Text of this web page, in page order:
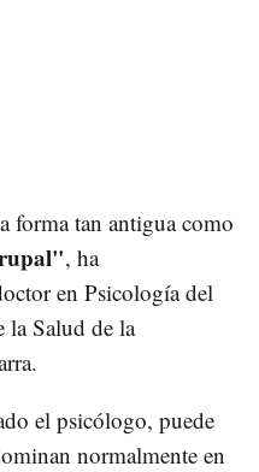
forma tan antigua como
, ha
en Psicología del
la Salud de la
el psicólogo, puede
normalmente en